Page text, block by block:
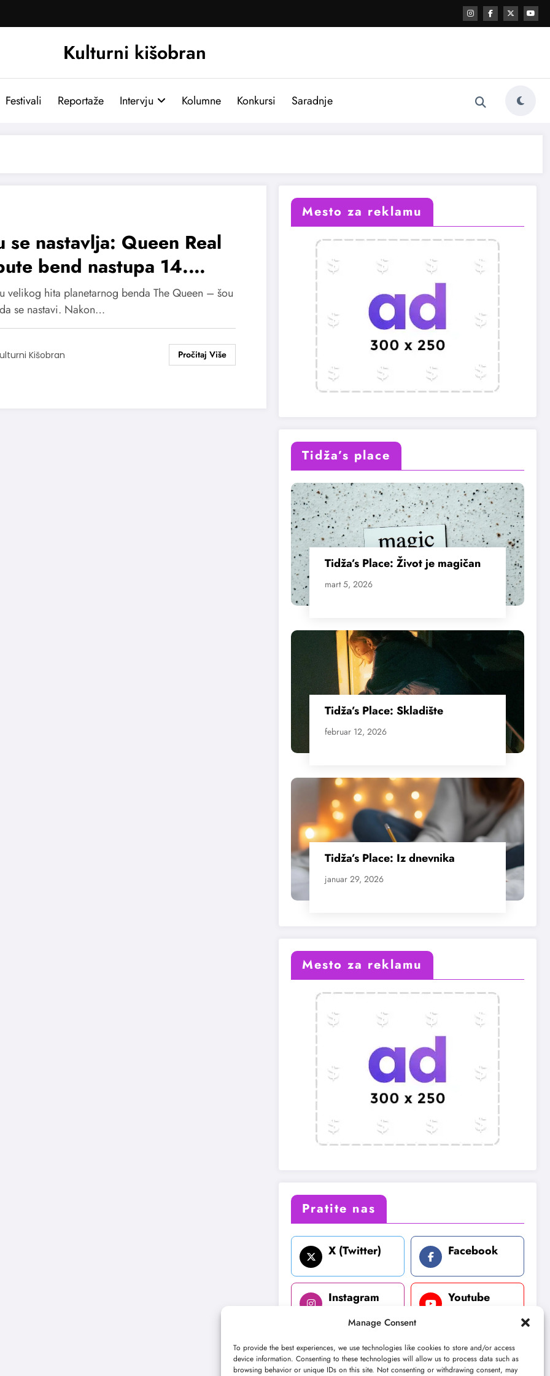
Manage Consent
To provide the best experiences, we use technologies like cookies to store and/or access
device information. Consenting to these technologies will allow us to process data such as
browsing behavior or unique IDs on this site. Not consenting or withdrawing consent, may
Kulturni kišobran
Festivali Reportaže Intervju Kolumne Konkursi Saradnje
se nastavlja: Queen Real
bend nastupa 14.
u Beogradu,
specijalni gost
velikog hita planetarnog benda The Queen – šou
se nastavi. Nakon…
Kišobran
Mesto za reklamu
Tidža’s place
Tidža’s Place: Život je magičan
mart 5, 2026
Tidža’s Place: Skladište
februar 12, 2026
Tidža’s Place: Iz dnevnika
januar 29, 2026
Mesto za reklamu
Pratite nas
X (Twitter) Facebook
Instagram Youtube
LinkedIn